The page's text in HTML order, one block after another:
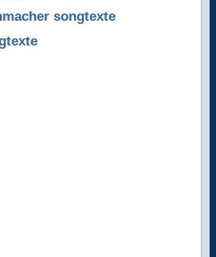
songtexte